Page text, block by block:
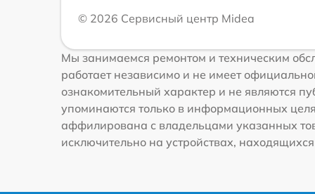
© 2026 Сервисный центр Midea
Мы занимаемся ремонтом и техническим
работает независимо и не имеет
ознакомительный характер и не являются
упоминаются только в информационных
аффилирована с владельцами указанных
исключительно на устройствах,